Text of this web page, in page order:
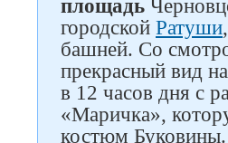
площадь
городской Ратуши
башней. Со
прекрасный вид
в 12 часов дня с
«Маричка»,
костюм